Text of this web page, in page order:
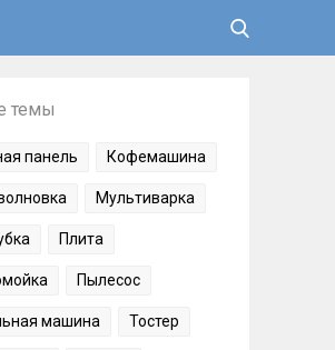
темы
панель Кофемашина
Мультиварка
Плита
Пылесос
машина Тостер